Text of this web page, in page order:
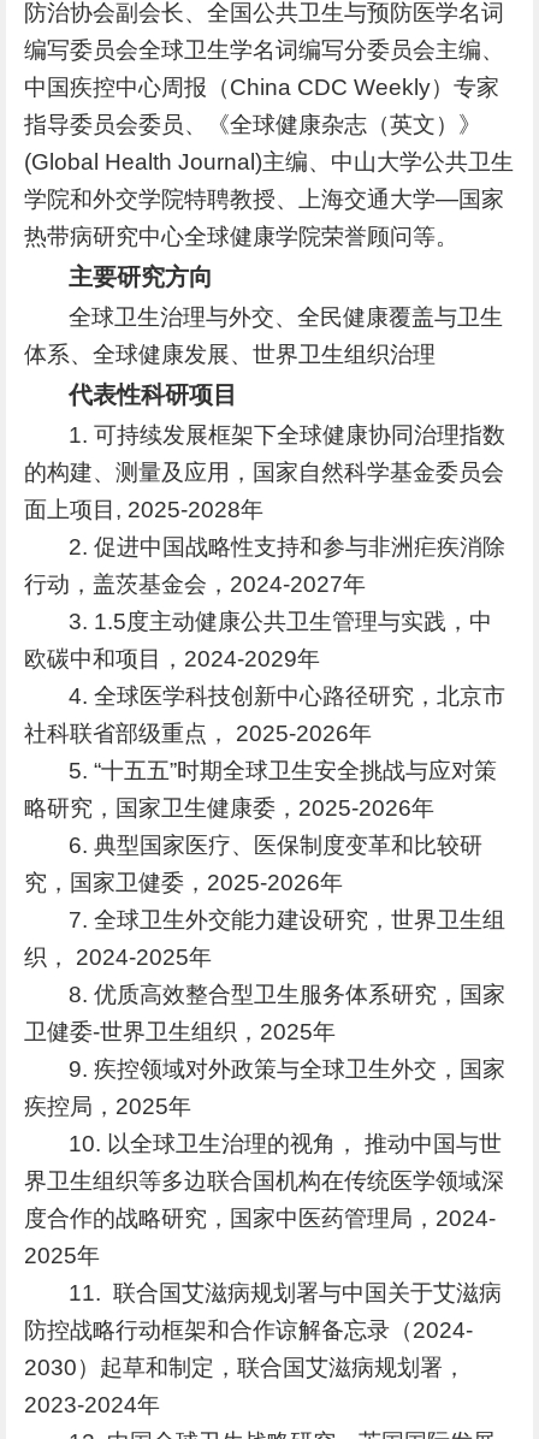
防治协会副会长、全国公共卫生与预防医学名词
编写委员会全球卫生学名词编写分委员会主编、
中国疾控中心周报（China CDC Weekly）专家
指导委员会委员、《全球健康杂志（英文）》
(Global Health Journal)主编、中山大学公共卫生
学院和外交学院特聘教授、上海交通大学—国家
热带病研究中心全球健康学院荣誉顾问等。
主要研究方向
全球卫生治理与外交、全民健康覆盖与卫生
体系、全球健康发展、世界卫生组织治理
代表性科研项目
1. 可持续发展框架下全球健康协同治理指数
的构建、测量及应用，国家自然科学基金委员会
面上项目, 2025-2028年
2. 促进中国战略性支持和参与非洲疟疾消除
行动，盖茨基金会，2024-2027年
3. 1.5度主动健康公共卫生管理与实践，中
欧碳中和项目，2024-2029年
4. 全球医学科技创新中心路径研究，北京市
社科联省部级重点， 2025-2026年
5. “十五五”时期全球卫生安全挑战与应对策
略研究，国家卫生健康委，2025-2026年
6. 典型国家医疗、医保制度变革和比较研
究，国家卫健委，2025-2026年
7. 全球卫生外交能力建设研究，世界卫生组
织， 2024-2025年
8. 优质高效整合型卫生服务体系研究，国家
卫健委-世界卫生组织，2025年
9. 疾控领域对外政策与全球卫生外交，国家
疾控局，2025年
10. 以全球卫生治理的视角， 推动中国与世
界卫生组织等多边联合国机构在传统医学领域深
度合作的战略研究，国家中医药管理局，2024-
2025年
11. 联合国艾滋病规划署与中国关于艾滋病
防控战略行动框架和合作谅解备忘录（2024-
2030）起草和制定，联合国艾滋病规划署，
2023-2024年